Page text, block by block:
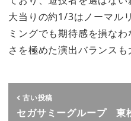
大当りの約1/3はノーマル
ミングでも期待感を損な
さを極めた演出バランスも
古い投稿
セガサミーグループ 東